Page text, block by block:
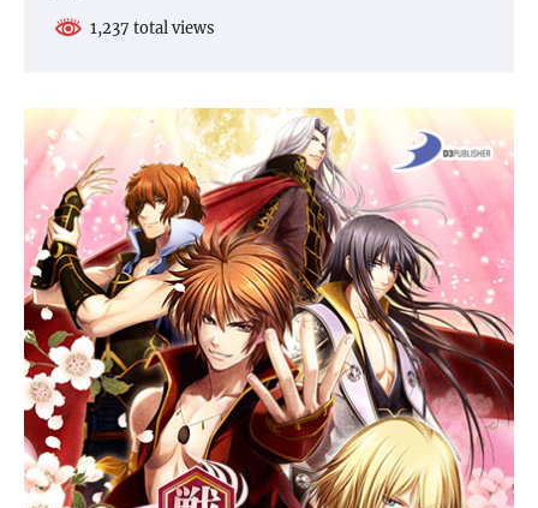
1,237 total views